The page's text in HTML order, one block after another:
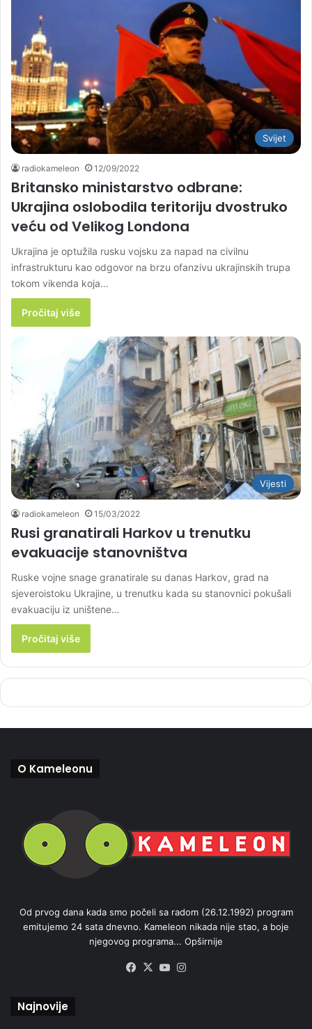
Svijet
radiokameleon 12/09/2022
Britansko ministarstvo odbrane:
Ukrajina oslobodila teritoriju dvostruko
veću od Velikog Londona
Ukrajina je optužila rusku vojsku za napad na civilnu
infrastrukturu kao odgovor na brzu ofanzivu ukrajinskih trupa
tokom vikenda koja…
Pročitaj više
Vijesti
radiokameleon 15/03/2022
Rusi granatirali Harkov u trenutku
evakuacije stanovništva
Ruske vojne snage granatirale su danas Harkov, grad na
sjeveroistoku Ukrajine, u trenutku kada su stanovnici pokušali
evakuaciju iz uništene…
Pročitaj više
O Kameleonu
Od prvog dana kada smo počeli sa radom (26.12.1992) program
emitujemo 24 sata dnevno. Kameleon nikada nije stao, a boje
njegovog programa... Opširnije
Facebook
X YouTube
Najnovije